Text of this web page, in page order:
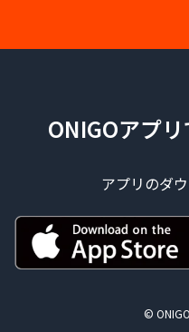
ONIGOアプ
アプリのダ
©